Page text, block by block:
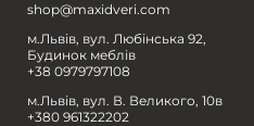
shop@maxidveri.com
м.Львів, вул. Любінська 92,
Будинок меблів
+38 0979797108
м.Львів, вул. В. Великого, 10в
+380 961322202